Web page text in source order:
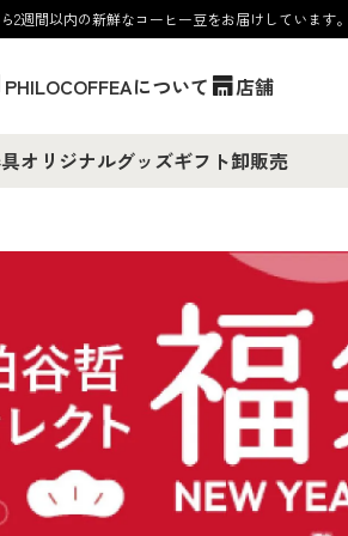
週間以内の新鮮なコーヒー豆をお届けしています。
PHILOCOFFEAについて 店舗
オリジナルグッズギフト卸販売